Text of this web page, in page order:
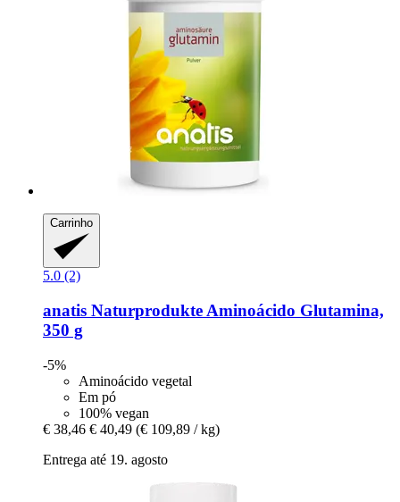
Carrinho
5.0 (2)
anatis Naturprodukte Aminoácido Glutamina,
350 g
-5%
Aminoácido vegetal
Em pó
100% vegan
€ 38,46 € 40,49 (€ 109,89 / kg)
Entrega até 19. agosto